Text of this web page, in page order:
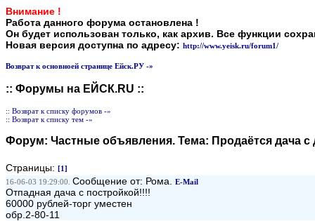
Внимание !
Работа данного форума остановлена !
Он будет использован только, как архив. Все функции
Новая версия доступна по адресу: http://www.yeisk.ru/forum1/
Возврат к основноей странице Ейск.РУ -»
:: Форумы на ЕЙСК.RU ::
:: Возврат к списку форумов -»
:: Возврат к списку тем -»
Форум: Частные объявления. Тема: Продаётся дача
Страницы: [1]
16-06-03 19:29:00. Сообщение от: Рома. E-Mail
Отпадная дача с постройкой!!!!
60000 рублей-торг уместен
обр.2-80-11